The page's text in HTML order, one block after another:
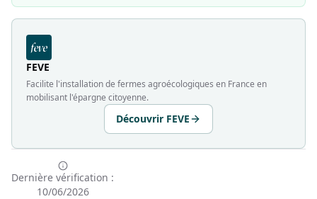
FEVE
Facilite l'installation de fermes agroécologiques en France en
mobilisant l'épargne citoyenne.
Découvrir FEVE
Dernière vérification :
10/06/2026